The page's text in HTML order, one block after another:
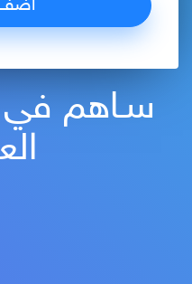
سـاهم في